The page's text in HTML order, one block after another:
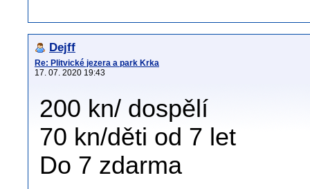
Dejff
Re: Plitvické jezera a park Krka
17. 07. 2020 19:43
200 kn/ dospělí
70 kn/děti od 7 let
Do 7 zdarma